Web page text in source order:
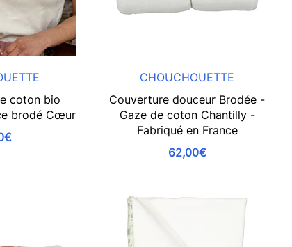
coton bio
brodé Cœur
CHOUCHOUETTE
Couverture douceur Brodée -
Gaze de coton Chantilly -
Fabriqué en France
62,00€